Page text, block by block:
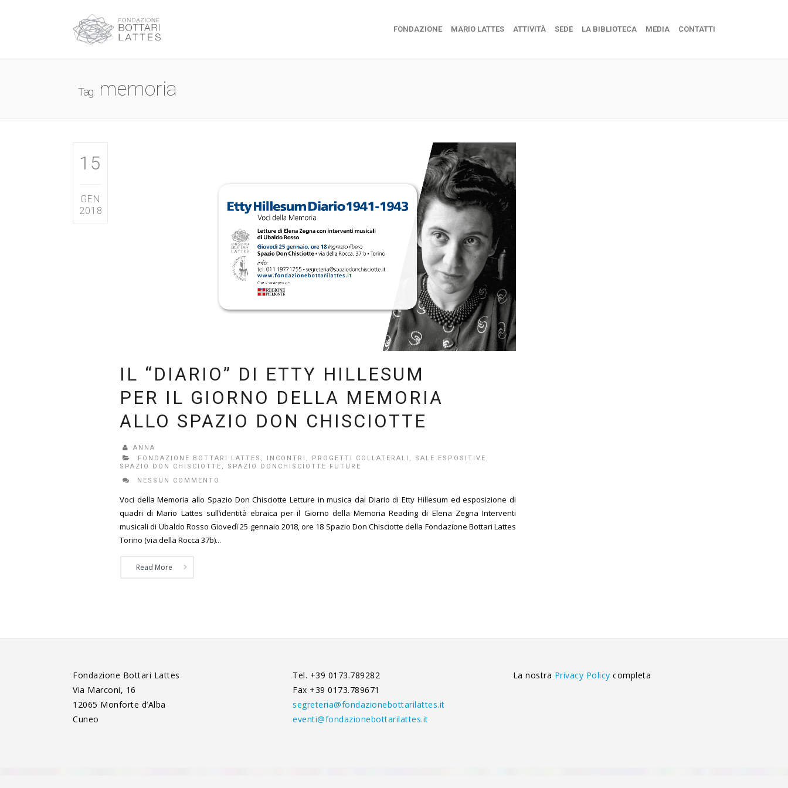
FONDAZIONE MARIO LATTES ATTIVITÀ SEDE LA BIBLIOTECA MEDIA CONTATTI
Tag:memoria
15
GEN
2018
IL “DIARIO” DI ETTY HILLESUM
PER IL GIORNO DELLA MEMORIA
ALLO SPAZIO DON CHISCIOTTE
ANNA
FONDAZIONE BOTTARI LATTES , INCONTRI , PROGETTI COLLATERALI , SALE ESPOSITIVE ,
SPAZIO DON CHISCIOTTE , SPAZIO DONCHISCIOTTE FUTURE
NESSUN COMMENTO
Voci della Memoria allo Spazio Don Chisciotte Letture in musica dal Diario di Etty Hillesum ed esposizione di
quadri di Mario Lattes sull’identità ebraica per il Giorno della Memoria Reading di Elena Zegna Interventi
musicali di Ubaldo Rosso Giovedì 25 gennaio 2018, ore 18 Spazio Don Chisciotte della Fondazione Bottari Lattes
Torino (via della Rocca 37b)...
Read More
Fondazione Bottari Lattes
Via Marconi, 16
12065 Monforte d’Alba
Cuneo
Tel. +39 0173.789282
Fax +39 0173.789671
segreteria@fondazionebottarilattes.it
eventi@fondazionebottarilattes.it
La nostra Privacy Policycompleta